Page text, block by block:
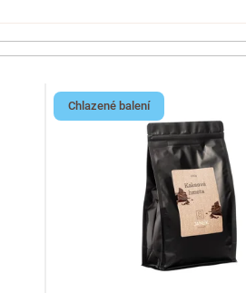
Chlazené balení